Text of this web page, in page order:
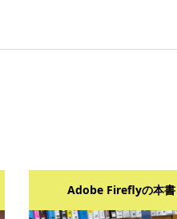
Adobe Fireflyの本書